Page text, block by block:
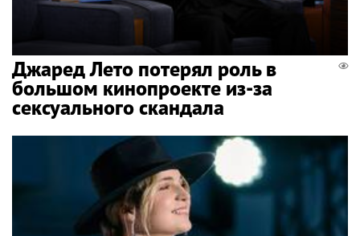
Джаред Лето потерял роль в
большом кинопроекте из-за
сексуального скандала